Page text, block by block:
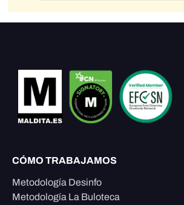
CÓMO TRABAJAMOS
Metodología Desinfo
Metodología La Buloteca